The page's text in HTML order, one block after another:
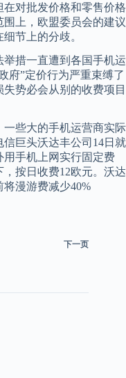
对批发价格和零售价格
上，欧盟委员会的建议
节上的分歧。
措一直遭到各国手机运
府”定价行为严重束缚了
势必会从别的收费项目
些大的手机运营商实际
信巨头沃达丰公司14日就
用手机上网实行固定费
按日收费12欧元。沃达
漫游费减少40%
下一页